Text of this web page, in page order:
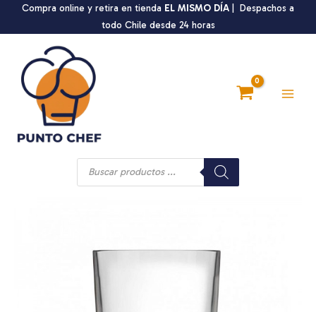
Compra online y retira en tienda EL MISMO DÍA | Despachos a
todo Chile desde 24 horas
Búsqueda